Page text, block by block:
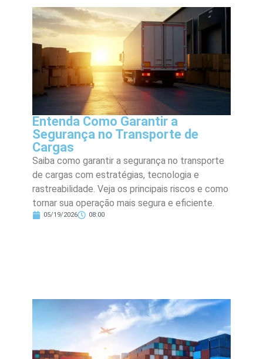
Entenda Como Garantir a
Segurança no Transporte de
Cargas
Saiba como garantir a segurança no transporte
de cargas com estratégias, tecnologia e
rastreabilidade. Veja os principais riscos e como
tornar sua operação mais segura e eficiente.
05/19/2026 08:00